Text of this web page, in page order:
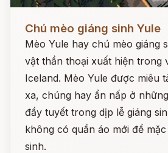
Chú mèo giáng sinh Yule
Mèo Yule hay chú mèo giáng
vật thần thoại xuất hiện trong
Iceland. Mèo Yule được miêu
xa, chúng hay ẩn nấp ở
đầy tuyết trong dịp lễ giáng
không có quần áo mới để
sinh.